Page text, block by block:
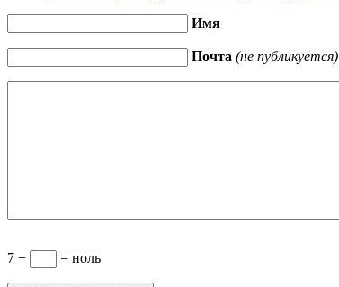
Имя
Почта (не публикуется)
7 − = ноль